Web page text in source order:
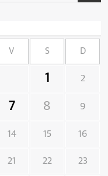
V S D
1 2
7 8 9
14 15 16
21 22 23